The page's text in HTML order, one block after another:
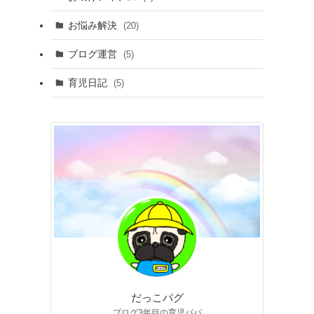
お悩み解決 (20)
ブログ運営 (5)
育児日記 (5)
だっこパグ